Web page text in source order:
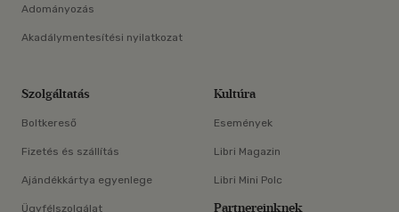
Adományozás
Akadálymentesítési nyilatkozat
Szolgáltatás
Boltkereső
Fizetés és szállítás
Ajándékkártya egyenlege
Ügyfélszolgálat
Kultúra
Események
Libri Magazin
Libri Mini Polc
Partnereinknek